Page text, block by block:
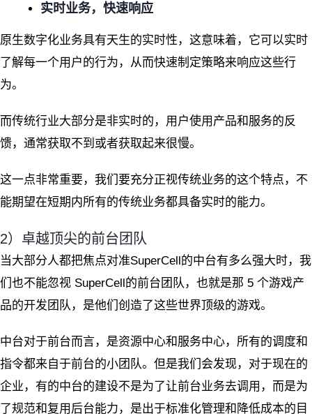
实时业务，快速响应
原生数字化业务具有天生的实时性，这意味着，它可以实时
了解每一个用户的行为，从而快速制定策略来响应这些行
为。
而传统行业大部分是非实时的，用户使用产品和服务的反
馈，通常获取不到或者获取起来很慢。
这一点非常重要，我们要充分正视传统业务的这个特点，不
能期望在短期内所有的传统业务都具备实时的能力。
2）卓越顶尖的前台团队
当大部分人都把焦点对准SuperCell的中台有多么强大时，我
们也不能忽视 SuperCell的前台团队，也就是那 5 个游戏产
品的开发团队，是他们创造了这些世界顶级的游戏。
中台对于前台而言，是资源中心和服务中心，所有的调度和
指令都来自于前台的小团队。但是我们会发现，对于现在的
企业，有的中台的建设不是为了让前台业务去调用，而是为
了规范和复用后台能力，是出于标准化管理和降低成本的目